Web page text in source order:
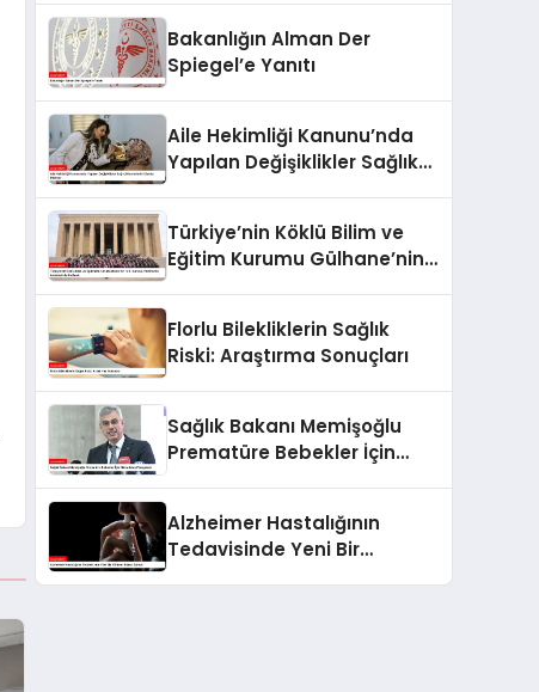
Bakanlığın Alman Der
Spiegel’e Yanıtı
Aile Hekimliği Kanunu’nda
Yapılan Değişiklikler Sağlık
Türkiye’nin Köklü Bilim ve
Eğitim Kurumu Gülhane’nin
Florlu Bilekliklerin Sağlık
Riski: Araştırma Sonuçları
Sağlık Bakanı Memişoğlu
Prematüre Bebekler İçin
Alzheimer Hastalığının
Tedavisinde Yeni Bir